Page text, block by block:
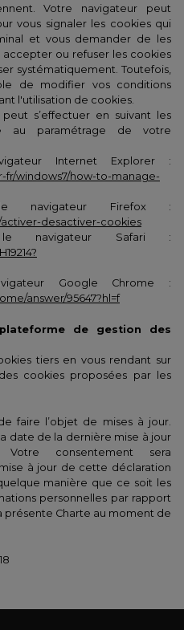
Votre navigateur peut
vous signaler les cookies qui
et vous demander de les
ou refuser les cookies
systématiquement. Toutefois,
de modifier vos conditions
l'utilisation de cookies.
s’effectuer en suivant les
au paramétrage de votre
Internet Explorer :
fr/windows7/how-to-manage-
Firefox :
desactiver-cookies
navigateur Safari :
Google Chrome :
answer/95647?hl=f
de gestion des
tiers en vous rendant sur
cookies proposées par les
faire l’objet de mises à jour.
date de la dernière mise à jour
consentement sera
à jour de cette déclaration
manière que ce soit les
personnelles par rapport
présente Charte au moment de